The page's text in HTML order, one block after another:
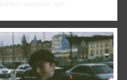
vorstellen, wir...